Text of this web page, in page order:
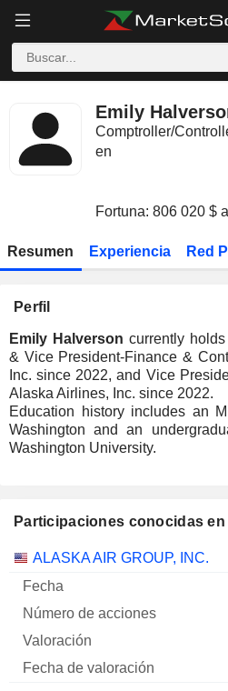
Emily
Comptroller/
en
Fortuna: 806 020 $
Resumen Experiencia Red
Perfil
Emily Halverson currently
& Vice President-Finance &
Inc. since 2022, and Vice
Alaska Airlines, Inc. since 2022.
Education history includes an
Washington and an
Washington University.
Participaciones conocidas
Empresa
Número
ALASKA AIR GROUP, INC.